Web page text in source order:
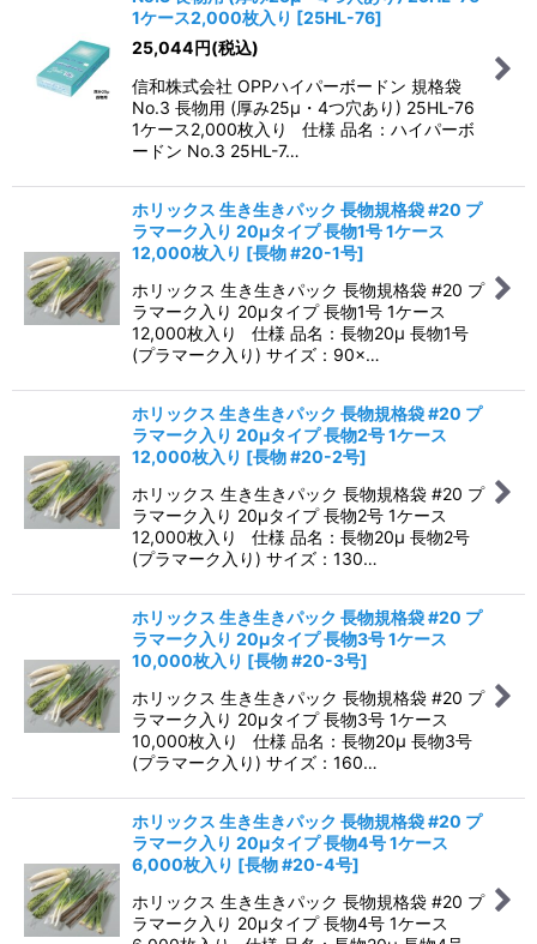
1ケース2,000枚入り [25HL-76]
25,044円(税込)
信和株式会社 OPPハイパーボードン 規格袋
No.3 長物用 (厚み25μ・4つ穴あり) 25HL-76
1ケース2,000枚入り 仕様 品名：ハイパーボ
ードン No.3 25HL-7…
ホリックス 生き生きパック 長物規格袋 #20 プ
ラマーク入り 20μタイプ 長物1号 1ケース
12,000枚入り [長物 #20-1号]
ホリックス 生き生きパック 長物規格袋 #20 プ
ラマーク入り 20μタイプ 長物1号 1ケース
12,000枚入り 仕様 品名：長物20μ 長物1号
(プラマーク入り) サイズ：90×…
ホリックス 生き生きパック 長物規格袋 #20 プ
ラマーク入り 20μタイプ 長物2号 1ケース
12,000枚入り [長物 #20-2号]
ホリックス 生き生きパック 長物規格袋 #20 プ
ラマーク入り 20μタイプ 長物2号 1ケース
12,000枚入り 仕様 品名：長物20μ 長物2号
(プラマーク入り) サイズ：130…
ホリックス 生き生きパック 長物規格袋 #20 プ
ラマーク入り 20μタイプ 長物3号 1ケース
10,000枚入り [長物 #20-3号]
ホリックス 生き生きパック 長物規格袋 #20 プ
ラマーク入り 20μタイプ 長物3号 1ケース
10,000枚入り 仕様 品名：長物20μ 長物3号
(プラマーク入り) サイズ：160…
ホリックス 生き生きパック 長物規格袋 #20 プ
ラマーク入り 20μタイプ 長物4号 1ケース
6,000枚入り [長物 #20-4号]
ホリックス 生き生きパック 長物規格袋 #20 プ
ラマーク入り 20μタイプ 長物4号 1ケース